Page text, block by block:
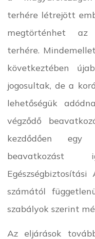
terhére létrejött
megtörténhet az
terhére.
következtében
jogosultak, de a
lehetőségük
végződő
kezdődően
számától
szabályok szerint
Az eljárások